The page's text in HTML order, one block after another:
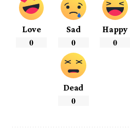
Love
0
Sad
0
Happy
0
Dead
0